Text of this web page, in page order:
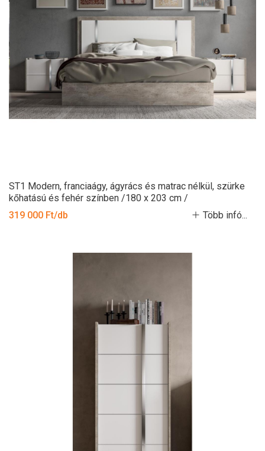
ST1 Modern, franciaágy, ágyrács és matrac nélkül, szürke
kőhatású és fehér színben /180 x 203 cm /
319 000 Ft/db
Több infó...